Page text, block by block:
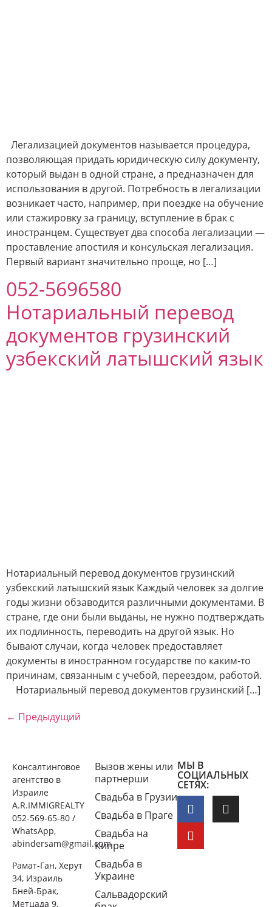
Легализацией документов называется процедура,
позволяющая придать юридическую силу документу,
который выдан в одной стране, а предназначен для
использования в другой. Потребность в легализации
возникает часто, например, при поездке на обучение
или стажировку за границу, вступление в брак с
иностранцем. Существует два способа легализации —
проставление апостиля и консульская легализация.
Первый вариант значительно проще, но […]
052-5696580
Нотариальный перевод
документов грузинский
узбекский латышский язык
Нотариальный перевод документов грузинский
узбекский латышский язык Каждый человек за долгие
годы жизни обзаводится различными документами. В
стране, где они были выданы, не нужно подтверждать
их подлинность, переводить на другой язык. Но
бывают случаи, когда человек предоставляет
документы в иностранном государстве по каким-то
причинам, связанным с учебой, переездом, работой.
Нотариальный перевод документов грузинский […]
← Предыдущий
Консалтинговое
агентство в
Израиле
A.R.IMMIGREALTY
052-569-65-80 /
WhatsApp,
abindersam@gmail.com
Рамат-Ган, Херут
34, Израиль
Бней-Брак,
Метцада 9,
Вызов жены или
партнерши
Свадьба в Грузии
Свадьба в Праге
Свадьба на
Кипре
Свадьба в
Украине
Сальвадорский
МЫ В
СОЦИАЛЬНЫХ
СЕТЯХ: